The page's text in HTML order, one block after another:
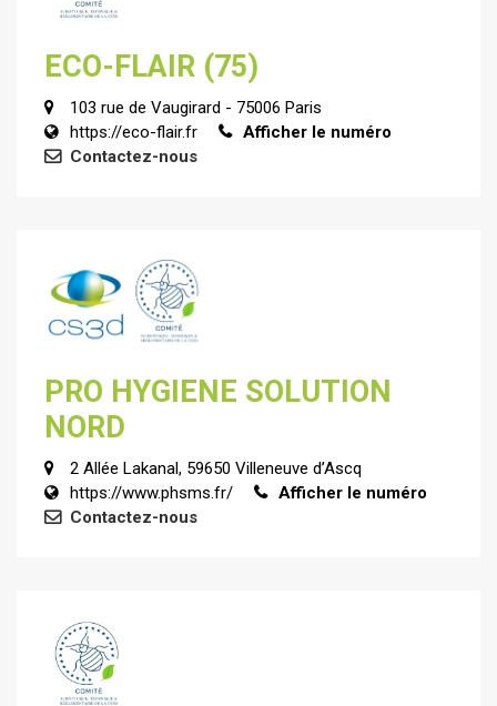
ECO-FLAIR (75)
103 rue de Vaugirard - 75006 Paris
https://eco-flair.fr
Afficher le numéro
Contactez-nous
PRO HYGIENE SOLUTION
NORD
2 Allée Lakanal, 59650 Villeneuve d’Ascq
https://www.phsms.fr/
Afficher le numéro
Contactez-nous